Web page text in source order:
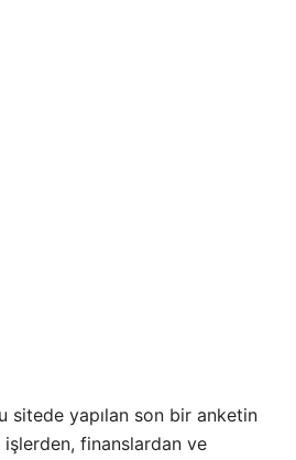
sitede yapılan son bir anketin
finanslardan ve